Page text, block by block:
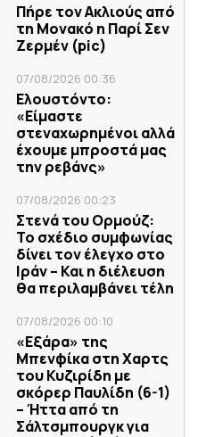
Πήρε τον Ακλιούς από
τη Μονακό η Παρί Σεν
Ζερμέν (pic)
07/08/2026 00:36
Ελουστόντο:
«Είμαστε
στεναχωρημένοι αλλά
έχουμε μπροστά μας
την ρεβάνς»
07/08/2026 00:23
Στενά του Ορμούζ:
Το σχέδιο συμφωνίας
δίνει τον έλεγχο στο
Ιράν – Και η διέλευση
θα περιλαμβάνει τέλη
07/08/2026 00:10
«Εξάρα» της
Μπενφίκα στη Χαρτς
του Κυζιρίδη με
σκόρερ Παυλίδη (6-1)
– Ήττα από τη
Σάλτσμπουργκ για